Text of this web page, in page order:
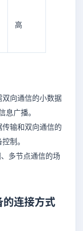
高
向通信的小数据
广播。
输和双向通信的
制。
多节点通信的场
连接方式